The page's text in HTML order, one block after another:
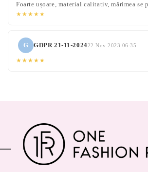
Foarte ușoare, material calitativ, mărimea se
★★★★★
G GDPR 21-11-202422 Nov 2023 06:35
★★★★★